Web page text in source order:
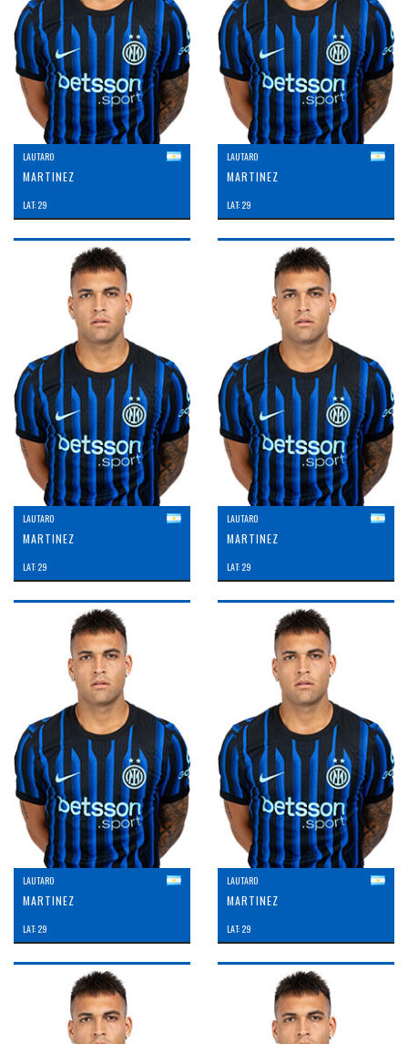
LAUTARO
MARTINEZ
LAT: 29
LAUTARO
MARTINEZ
LAT: 29
LAUTARO
MARTINEZ
LAT: 29
LAUTARO
MARTINEZ
LAT: 29
LAUTARO
MARTINEZ
LAT: 29
LAUTARO
MARTINEZ
LAT: 29